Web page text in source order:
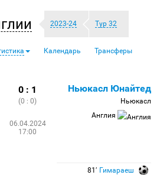
2023-24 Тур 32
Календарь Трансферы
0 : 1
(0 : 0)
06.04.2024
17:00
Ньюкасл Юнайтед
Ньюкасл
Англия
81′ Гимараеш